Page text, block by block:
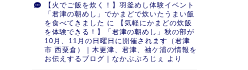
【火でご飯を炊く！】羽釜めし体験イベント
「君津の朝めし」でかまどで炊いたうまい飯
を食べてきました に
【気軽にかまどの炊飯
を体験できる！】「君津の朝めし」秋の部が
10月、11月の日曜日に開催されます（君津
市 西粟倉）｜木更津、君津、袖ケ浦の情報を
お伝えするブログ｜なかぶぷろじぇ
より